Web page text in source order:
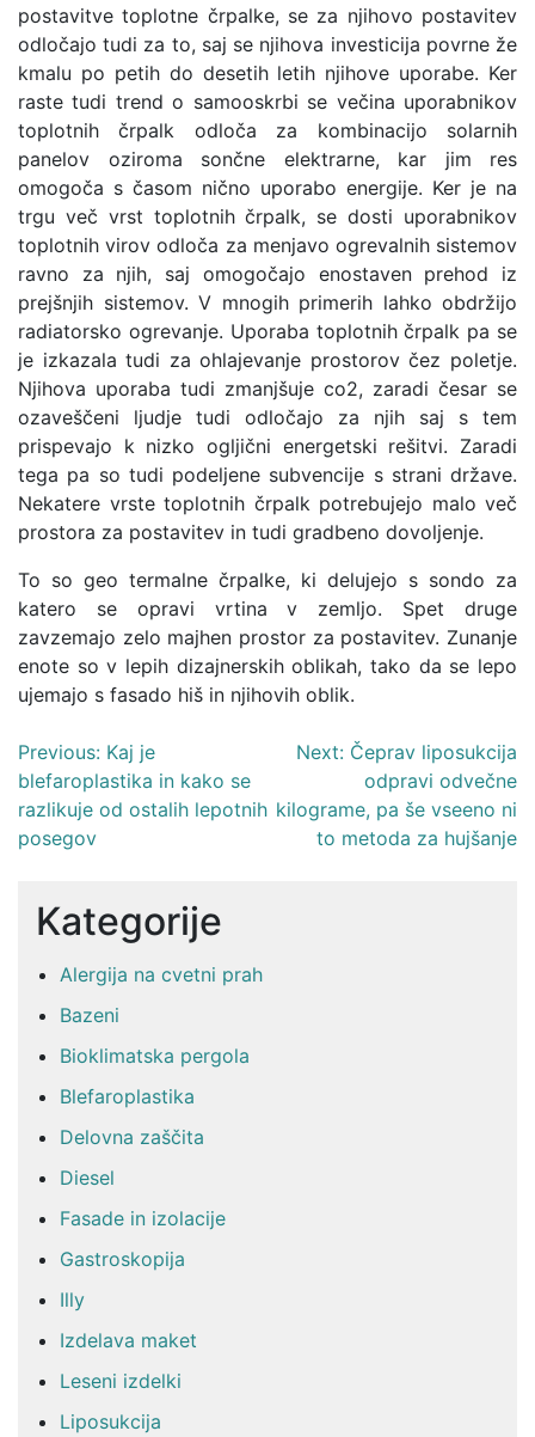
postavitve toplotne črpalke, se za njihovo postavitev
odločajo tudi za to, saj se njihova investicija povrne že
kmalu po petih do desetih letih njihove uporabe. Ker
raste tudi trend o samooskrbi se večina uporabnikov
toplotnih črpalk odloča za kombinacijo solarnih
panelov oziroma sončne elektrarne, kar jim res
omogoča s časom nično uporabo energije. Ker je na
trgu več vrst toplotnih črpalk, se dosti uporabnikov
toplotnih virov odloča za menjavo ogrevalnih sistemov
ravno za njih, saj omogočajo enostaven prehod iz
prejšnjih sistemov. V mnogih primerih lahko obdržijo
radiatorsko ogrevanje. Uporaba toplotnih črpalk pa se
je izkazala tudi za ohlajevanje prostorov čez poletje.
Njihova uporaba tudi zmanjšuje co2, zaradi česar se
ozaveščeni ljudje tudi odločajo za njih saj s tem
prispevajo k nizko ogljični energetski rešitvi. Zaradi
tega pa so tudi podeljene subvencije s strani države.
Nekatere vrste toplotnih črpalk potrebujejo malo več
prostora za postavitev in tudi gradbeno dovoljenje.
To so geo termalne črpalke, ki delujejo s sondo za
katero se opravi vrtina v zemljo. Spet druge
zavzemajo zelo majhen prostor za postavitev. Zunanje
enote so v lepih dizajnerskih oblikah, tako da se lepo
ujemajo s fasado hiš in njihovih oblik.
Navigacija
prispevka
Previous: Kaj je
blefaroplastika in kako se
razlikuje od ostalih lepotnih
posegov
Next: Čeprav liposukcija
odpravi odvečne
kilograme, pa še vseeno ni
to metoda za hujšanje
Kategorije
Alergija na cvetni prah
Bazeni
Bioklimatska pergola
Blefaroplastika
Delovna zaščita
Diesel
Fasade in izolacije
Gastroskopija
Illy
Izdelava maket
Leseni izdelki
Liposukcija